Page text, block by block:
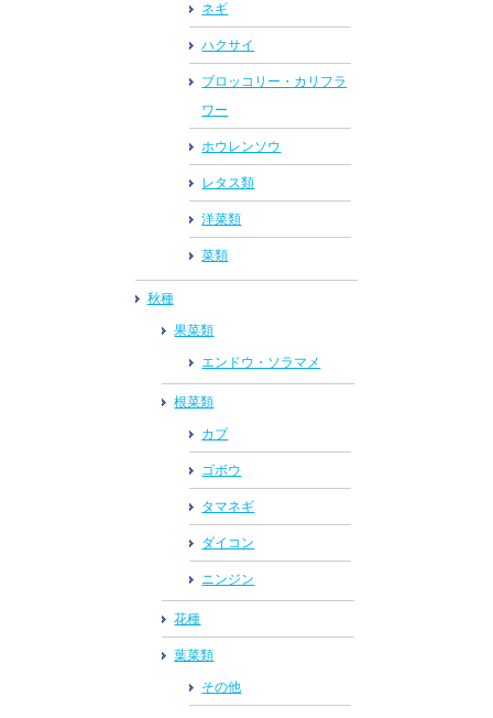
ネギ
ハクサイ
ブロッコリー・カリフラ
ワー
ホウレンソウ
レタス類
洋菜類
菜類
秋種
果菜類
エンドウ・ソラマメ
根菜類
カブ
ゴボウ
タマネギ
ダイコン
ニンジン
花種
葉菜類
その他